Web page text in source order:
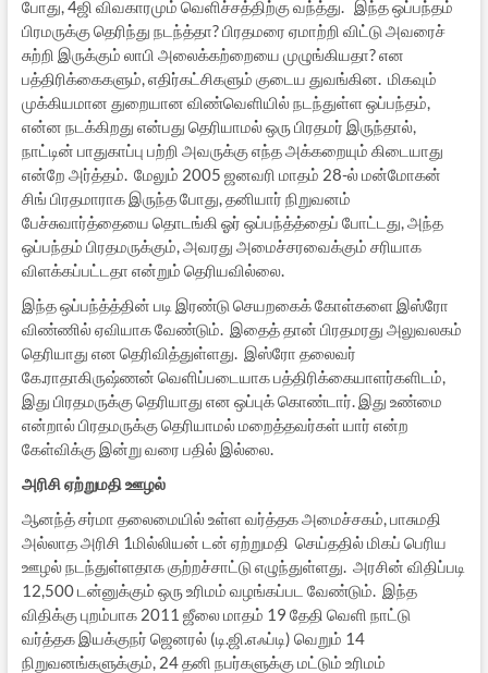
போது, 4ஜி விவகாரமும் வெளிச்சத்திற்கு வந்த்து. இந்த ஒப்பந்தம்
பிரமருக்கு தெரிந்து நடந்த்தா? பிரதமரை ஏமாற்றி விட்டு அவரைச்
சுற்றி இருக்கும் லாபி அலைக்கற்றையை முழுங்கியதா? என
பத்திரிக்கைகளும், எதிர்கட்சிகளும் குடைய துவங்கின. மிகவும்
முக்கியமான துறையான விண்வெளியில் நடந்துள்ள ஒப்பந்தம்,
என்ன நடக்கிறது என்பது தெரியாமல் ஒரு பிரதமர் இருந்தால்,
நாட்டின் பாதுகாப்பு பற்றி அவருக்கு எந்த அக்கறையும் கிடையாது
என்றே அர்த்தம். மேலும் 2005 ஜனவரி மாதம் 28-ல் மன்மோகன்
சிங் பிரதமாராக இருந்த போது, தனியார் நிறுவனம்
பேச்சுவார்த்தையை தொடங்கி ஓர் ஒப்பந்த்த்தைப் போட்டது, அந்த
ஒப்பந்தம் பிரதமருக்கும், அவரது அமைச்சரவைக்கும் சரியாக
விளக்கப்பட்டதா என்றும் தெரியவில்லை.
இந்த ஒப்பந்த்த்தின் படி இரண்டு செயறகைக் கோள்களை இஸ்ரோ
விண்ணில் ஏவியாக வேண்டும். இதைத் தான் பிரதமரது அலுவலகம்
தெரியாது என தெரிவித்துள்ளது. இஸ்ரோ தலைவர்
கே.ராதாகிருஷ்ணன் வெளிப்படையாக பத்திரிக்கையாளர்களிடம்,
இது பிரதமருக்கு தெரியாது என ஒப்புக் கொண்டார். இது உண்மை
என்றால் பிரதமருக்கு தெரியாமல் மறைத்தவர்கள் யார் என்ற
கேள்விக்கு இன்று வரை பதில் இல்லை.
அரிசி ஏற்றுமதி ஊழல்
ஆனந்த் சர்மா தலைமையில் உள்ள வர்த்தக அமைச்சகம், பாசுமதி
அல்லாத அரிசி 1மில்லியன் டன் ஏற்றுமதி செய்ததில் மிகப் பெரிய
ஊழல் நடந்துள்ளதாக குற்றச்சாட்டு எழுந்துள்ளது. அரசின் விதிப்படி
12,500 டன்னுக்கும் ஒரு உரிமம் வழங்கப்பட வேண்டும். இந்த
விதிக்கு புறம்பாக 2011 ஜீலை மாதம் 19 தேதி வெளி நாட்டு
வர்த்தக இயக்குநர் ஜெனரல் (டி.ஜி.எஃப்டி) வெறும் 14
நிறுவனங்களுக்கும், 24 தனி நபர்களுக்கு மட்டும் உரிமம்